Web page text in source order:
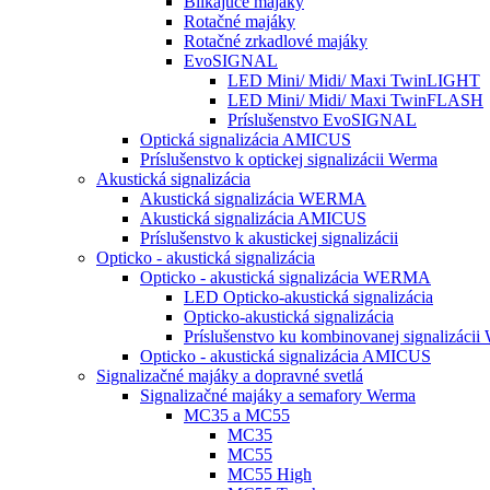
Rotačné majáky
Rotačné zrkadlové majáky
EvoSIGNAL
LED Mini/ Midi/ Maxi TwinLIGHT
LED Mini/ Midi/ Maxi TwinFLASH
Príslušenstvo EvoSIGNAL
Optická signalizácia AMICUS
Príslušenstvo k optickej signalizácii Werma
Akustická signalizácia
Akustická signalizácia WERMA
Akustická signalizácia AMICUS
Príslušenstvo k akustickej signalizácii
Opticko - akustická signalizácia
Opticko - akustická signalizácia WERMA
LED Opticko-akustická signalizácia
Opticko-akustická signalizácia
Príslušenstvo ku kombinovanej signalizácii
Opticko - akustická signalizácia AMICUS
Signalizačné majáky a dopravné svetlá
Signalizačné majáky a semafory Werma
MC35 a MC55
MC35
MC55
MC55 High